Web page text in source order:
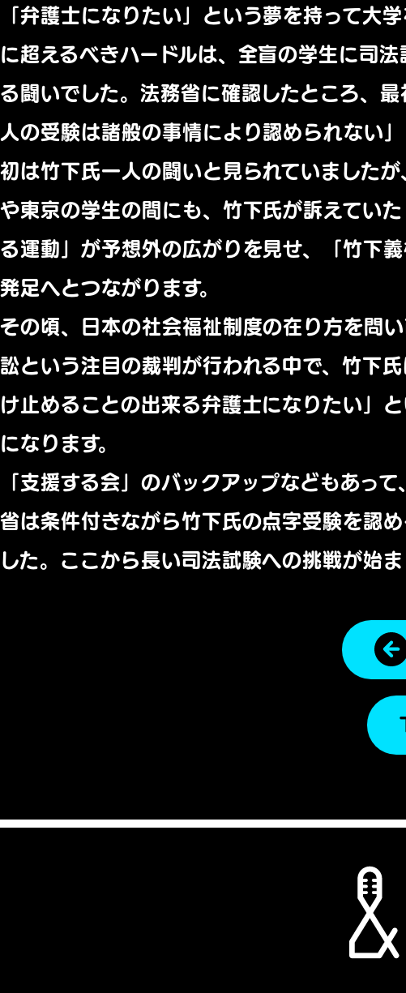
「弁護士になりたい」という夢を持って大
に超えるべきハードルは、全盲の学生に司
る闘いでした。法務省に確認したところ、
人の受験は諸般の事情により認められない
初は竹下氏一人の闘いと見られていました
や東京の学生の間にも、竹下氏が訴えてい
る運動」が予想外の広がりを見せ、「竹下
発足へとつながります。
その頃、日本の社会福祉制度の在り方を問
訟という注目の裁判が行われる中で、竹下
け止めることの出来る弁護士になりたい」
になります。
「支援する会」のバックアップなどもあっ
省は条件付きながら竹下氏の点字受験を認
した。ここから長い司法試験への挑戦が始ま